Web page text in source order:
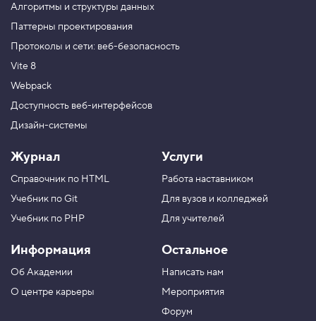
Алгоритмы и структуры данных
Паттерны проектирования
Протоколы и сети: веб-безопасность
Vite 8
Webpack
Доступность веб-интерфейсов
Дизайн-системы
Журнал
Справочник по HTML
Учебник по Git
Учебник по PHP
Информация
Об Академии
О центре карьеры
Услуги
Работа наставником
Для вузов и колледжей
Для учителей
Остальное
Написать нам
Мероприятия
Форум